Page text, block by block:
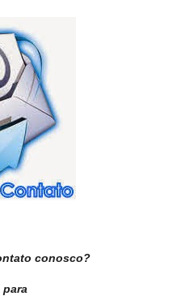
conosco?
para